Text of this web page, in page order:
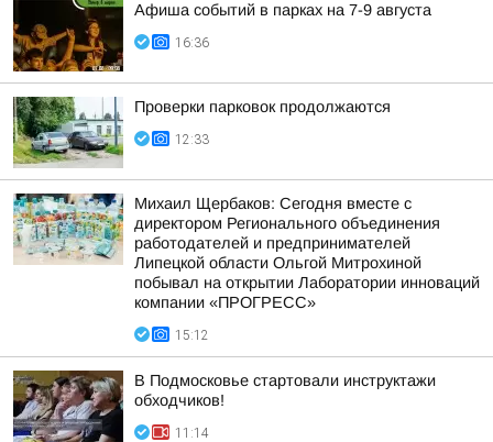
Афиша событий в парках на 7-9 августа
16:36
Проверки парковок продолжаются
12:33
Михаил Щербаков: Сегодня вместе с
директором Регионального объединения
работодателей и предпринимателей
Липецкой области Ольгой Митрохиной
побывал на открытии Лаборатории инноваций
компании «ПРОГРЕСС»
15:12
В Подмосковье стартовали инструктажи
обходчиков!
11:14